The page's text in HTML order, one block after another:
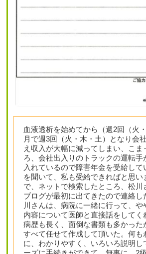
血液透析を始めてから（週2回（火
月で週3回（火・木・土）となり会
え収入が大幅に減ってしまい、こま
ろ、会社出入りのトラックの運転手
入れているので障害年金を受給して
を聞いて、私も受給できればと思い
で、ネットで検索したところ、松川
ブログが最初に出てきたので連絡し
川さんは、病院に一緒に行って、や
内容について医師と直接話をしてく
病歴も長く、面倒な書類も多かった
すべて任せて作成して頂いた。何も
に、わかりやすく、いろいろ説明し